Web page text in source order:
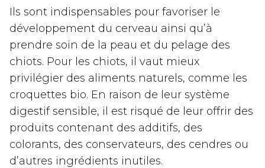
Ils sont indispensables pour favoriser le
développement du cerveau ainsi qu’à
prendre soin de la peau et du pelage des
chiots. Pour les chiots, il vaut mieux
privilégier des aliments naturels, comme les
croquettes bio. En raison de leur système
digestif sensible, il est risqué de leur offrir des
produits contenant des additifs, des
colorants, des conservateurs, des cendres ou
d’autres ingrédients inutiles.